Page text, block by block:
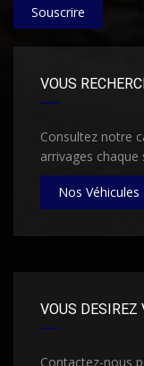
Souscrire
VOUS
Consultez notre
arrivages chaque
Nos Véhicules
VOUS DESIREZ
Contactez-nous